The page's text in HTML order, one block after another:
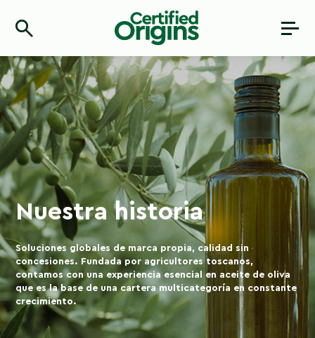
Nuestra historia
Soluciones globales de marca propia, calidad sin
concesiones. Fundada por agricultores toscanos,
contamos con una experiencia esencial en aceite de oliva
que es la base de una cartera multicategoría en constante
crecimiento.